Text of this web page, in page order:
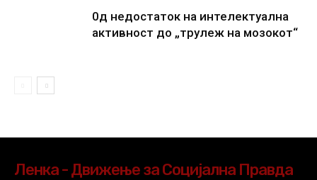
0д недостаток на интелектуална
активност до „трулеж на мозокот“
Ленка - Движење за Социјална Правда